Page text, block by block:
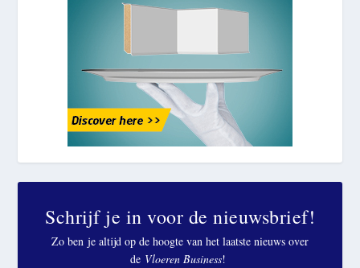
Schrijf je in voor de nieuwsbrief!
Zo ben je altijd op de hoogte van het laatste nieuws over
de Vloeren Business!